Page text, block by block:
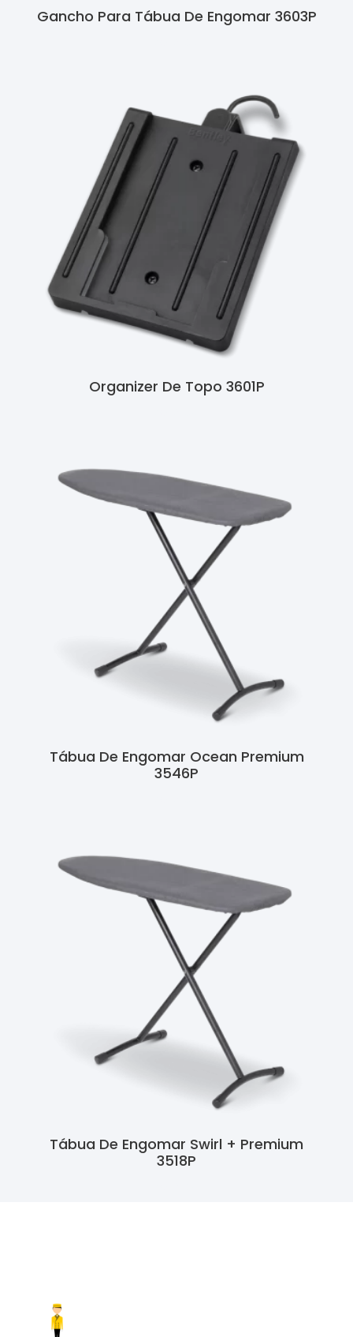
Gancho Para Tábua De Engomar 3603P
Organizer De Topo 3601P
Tábua De Engomar Ocean Premium
3546P
Tábua De Engomar Swirl + Premium
3518P